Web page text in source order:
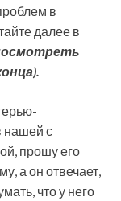
в
далее в
нашей с
прошу его
а он отвечает,
что у него